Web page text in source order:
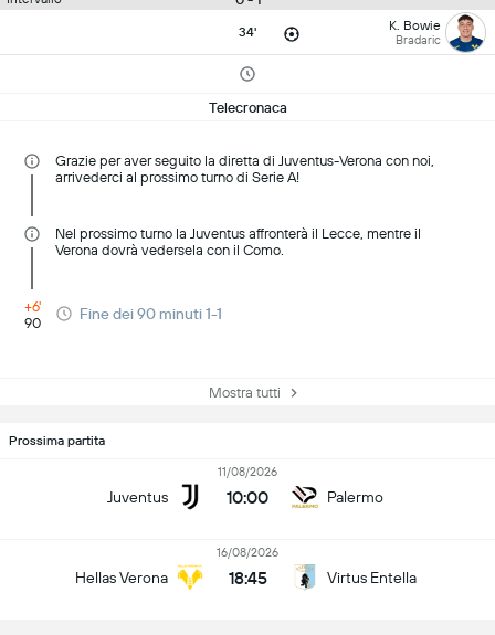
34' K. Bowie
Bradaric
Telecronaca
Grazie per aver seguito la diretta di Juventus-Verona con noi,
arrivederci al prossimo turno di Serie A!
Nel prossimo turno la Juventus affronterà il Lecce, mentre il
Verona dovrà vedersela con il Como.
+6'
90
Fine dei 90 minuti 1-1
Mostra tutti
Prossima partita
Juventus
11/08/2026
10:00 Palermo
Hellas Verona
16/08/2026
18:45 Virtus Entella